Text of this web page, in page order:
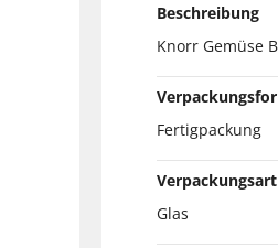
Beschreibung
Knorr Gemüse
Fertigpackung
Verpackungsart
Glas